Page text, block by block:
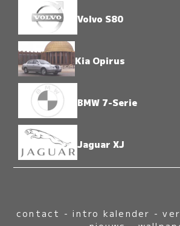
Volvo S80
Kia Opirus
BMW 7-Serie
Jaguar XJ
contact -intro kalender -